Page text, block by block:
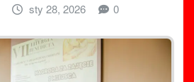
sty 28, 2026 0